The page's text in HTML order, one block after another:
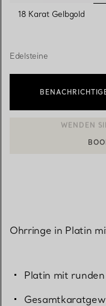
18 Karat Gelbgold
Edelsteine
EINEN
Ohrringe in Platin
Platin mit